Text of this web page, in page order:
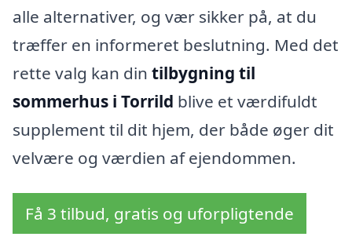
alle alternativer, og vær sikker på, at du
træffer en informeret beslutning. Med det
rette valg kan din tilbygning til
sommerhus i Torrild blive et værdifuldt
supplement til dit hjem, der både øger dit
velvære og værdien af ejendommen.
Få 3 tilbud, gratis og uforpligtende